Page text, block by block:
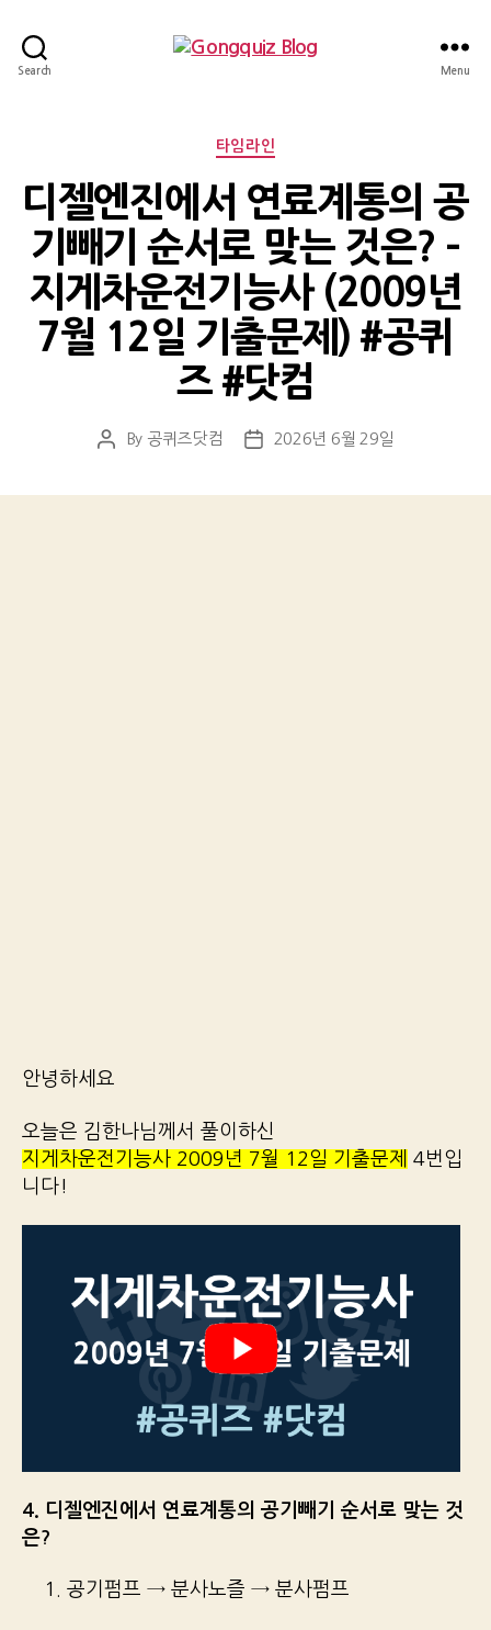
Search Menu
Categories
타임라인
디젤엔진에서 연료계통의 공
기빼기 순서로 맞는 것은? –
지게차운전기능사 (2009년
7월 12일 기출문제) #공퀴
즈 #닷컴
PostBy 공퀴즈닷컴
Post2026년 6월 29일
안녕하세요
오늘은 김한나님께서 풀이하신
지게차운전기능사 2009년 7월 12일 기출문제
4번입
니다!
4. 디젤엔진에서 연료계통의 공기빼기 순서로 맞는 것
은?
1. 공기펌프 → 분사노즐 → 분사펌프